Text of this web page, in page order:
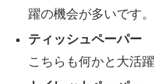
躍の機会が多いです。
ティッシュペーパー
こちらも何かと大活躍